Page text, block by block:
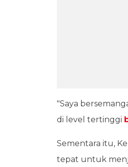
"Saya
di level tertinggi
Sementara itu,
tepat untuk